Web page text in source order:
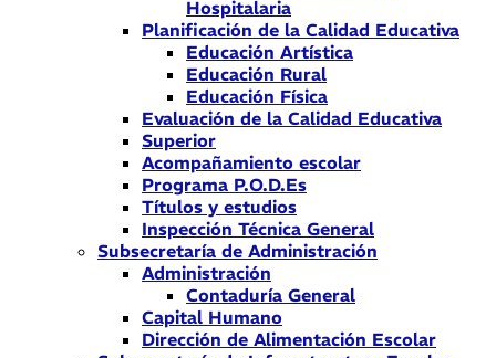
Hospitalaria
Planificación de la Calidad Educativa
Educación Artística
Educación Rural
Educación Física
Evaluación de la Calidad Educativa
Superior
Acompañamiento escolar
Programa P.O.D.Es
Títulos y estudios
Inspección Técnica General
Subsecretaría de Administración
Administración
Contaduría General
Capital Humano
Dirección de Alimentación Escolar